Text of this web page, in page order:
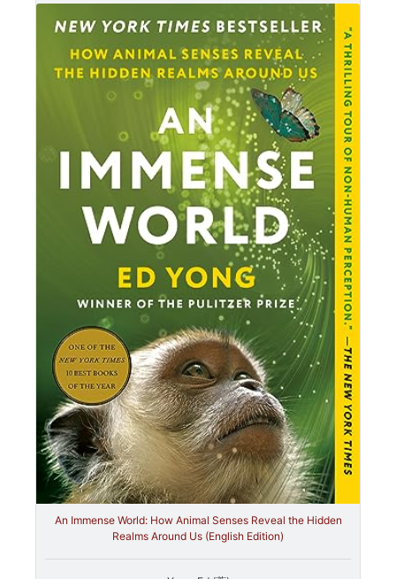
An Immense World: How Animal Senses Reveal the Hidden
Realms Around Us (English Edition)